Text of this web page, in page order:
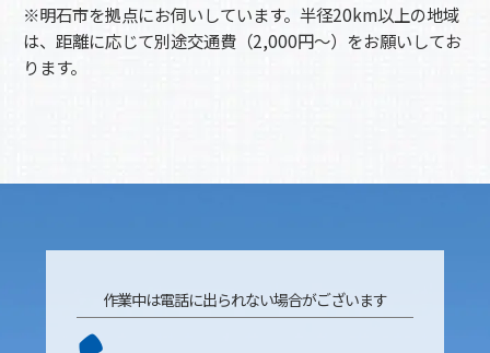
※明石市を拠点にお伺いしています。半径20km以上の地域
は、距離に応じて別途交通費（2,000円～）をお願いしてお
ります。
作業中は電話に出られない場合がございます